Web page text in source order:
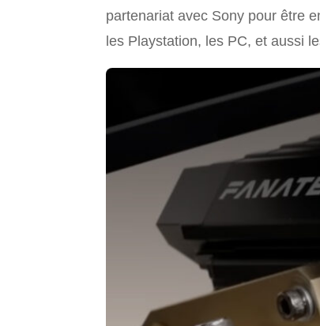
partenariat avec Sony pour être
les Playstation, les PC, et aussi